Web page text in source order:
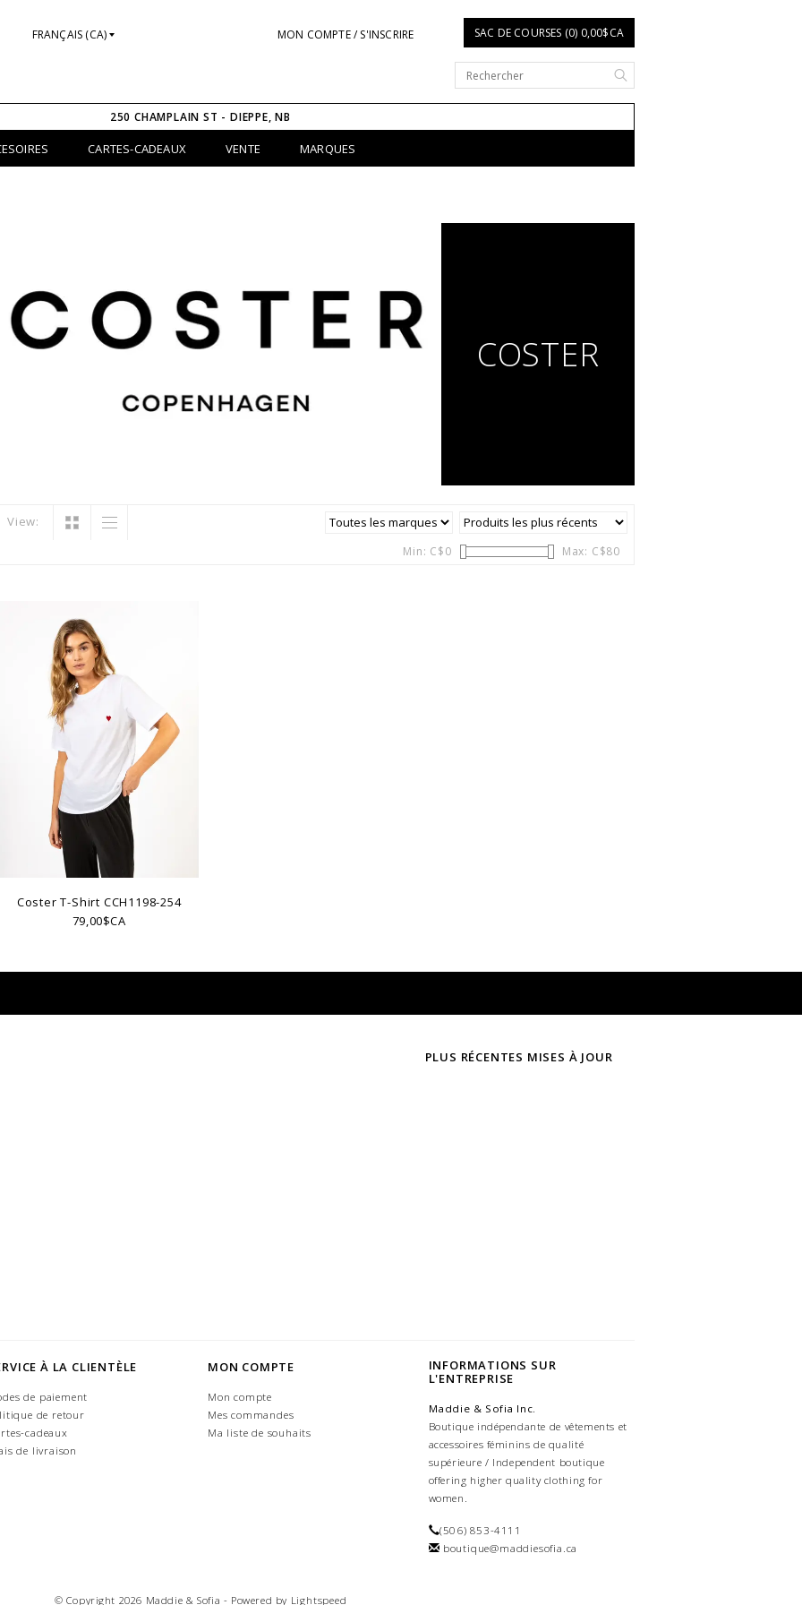
FRANÇAIS (CA) MON COMPTE / S'INSCRIRE SAC DE COURSES (0) 0,00$CA
250 CHAMPLAIN ST - DIEPPE, NB
CARTES-CADEAUX VENTE MARQUES
COSTER
View:
Min: C$0 Max: C$80
Coster T-Shirt CCH1198-254
79,00$CA
PLUS RÉCENTES MISES À JOUR
À LA CLIENTÈLE
de paiement
de retour
cadeaux
de livraison
MON COMPTE
Mon compte
Mes commandes
Ma liste de souhaits
INFORMATIONS SUR
L'ENTREPRISE
Maddie & Sofia Inc.
Boutique indépendante de vêtements et
accessoires féminins de qualité
supérieure / Independent boutique
offering higher quality clothing for
women.
(506) 853-4111
boutique@maddiesofia.ca
© Copyright 2026 Maddie & Sofia - Powered by Lightspeed